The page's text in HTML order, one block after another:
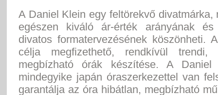
A Daniel Klein egy feltörekvő divatmárka,
egészen kiváló ár-érték arányának és
divatos formatervezésének köszönheti.
célja megfizethető, rendkívül trendi,
megbízható órák készítése. A
mindegyike japán óraszerkezettel van
garantálja az óra hibátlan, megbízható